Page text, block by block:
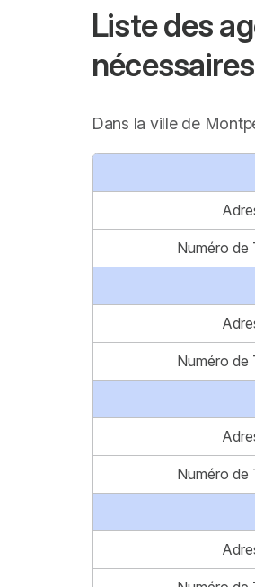
Liste des
nécessaires
Dans la ville de
Numéro de
Numéro de
Numéro de